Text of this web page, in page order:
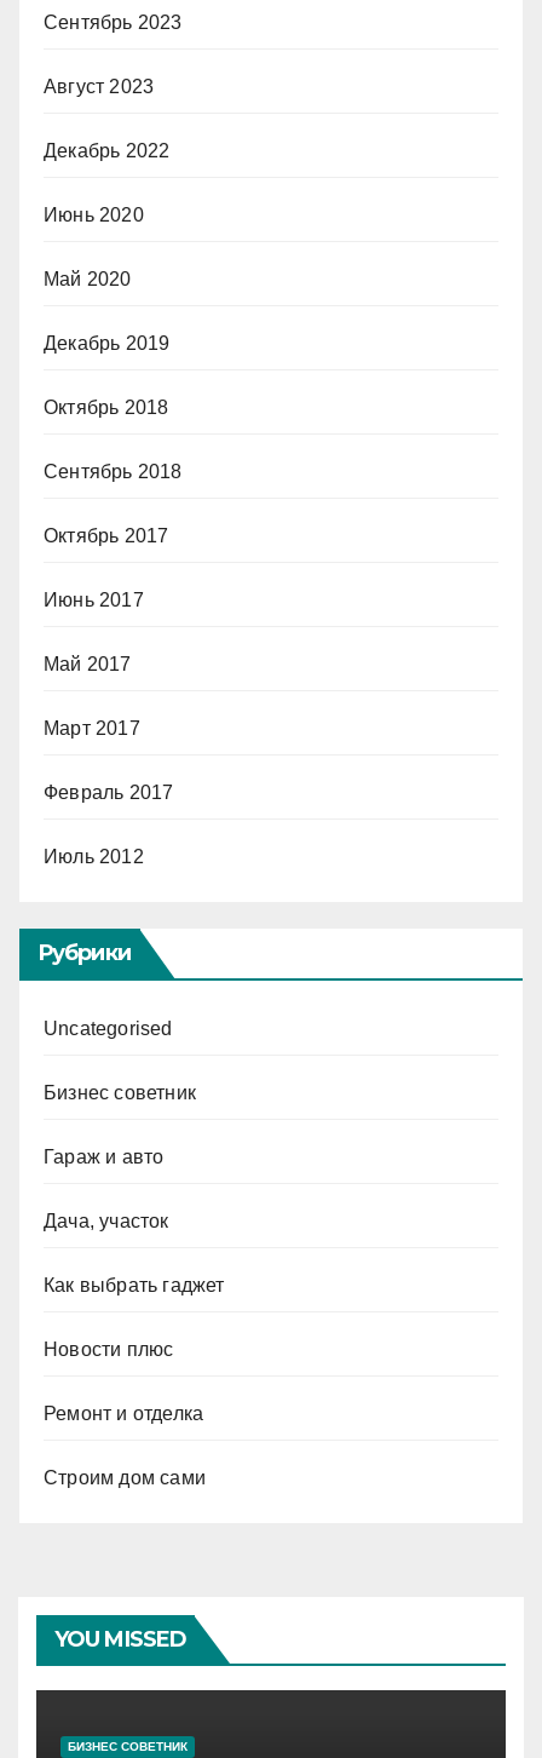
Сентябрь 2023
Август 2023
Декабрь 2022
Июнь 2020
Май 2020
Декабрь 2019
Октябрь 2018
Сентябрь 2018
Октябрь 2017
Июнь 2017
Май 2017
Март 2017
Февраль 2017
Июль 2012
Рубрики
Uncategorised
Бизнес советник
Гараж и авто
Дача, участок
Как выбрать гаджет
Новости плюс
Ремонт и отделка
Строим дом сами
YOU MISSED
БИЗНЕС СОВЕТНИК